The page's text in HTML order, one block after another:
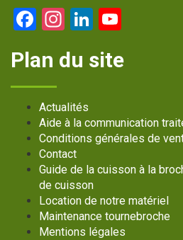
Facebook
Instagram
LinkedIn
Plan du site
Actualités
Aide à la communication
Conditions générales de
Contact
Guide de la cuisson à la
de cuisson
Location de notre matériel
Maintenance tournebroche
Mentions légales